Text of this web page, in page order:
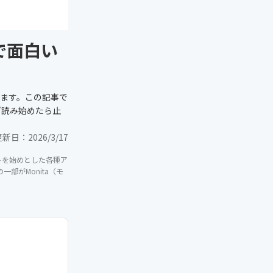
面白い
す。この記事で
み始めたら止
日： 2026/3/17
始めとした各種ア
一部がMonita（モ